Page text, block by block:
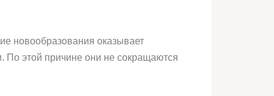
новообразования оказывает
По этой причине они не сокращаются